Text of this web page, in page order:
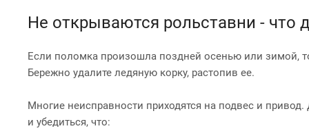
Не открываются рольставни - что
Если поломка произошла поздней осенью или зимой,
Бережно удалите ледяную корку, растопив ее.
Многие неисправности приходятся на подвес и
и убедиться, что: